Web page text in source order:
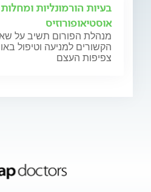
בעיות הורמונליות
אוסטיאופורוזיס
מנהלת הפורום תשיב על
הקשורים למניעה וטיפול
צפיפות העצם